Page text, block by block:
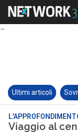
Ultimi articoli
Viaggio al